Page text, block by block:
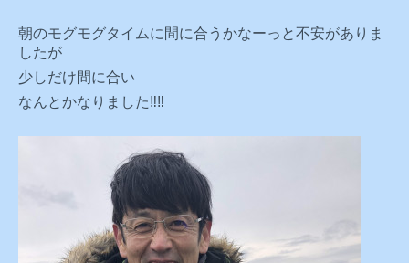
朝のモグモグタイムに間に合うかなーっと不安がありま
したが
少しだけ間に合い
なんとかなりました‼️‼️